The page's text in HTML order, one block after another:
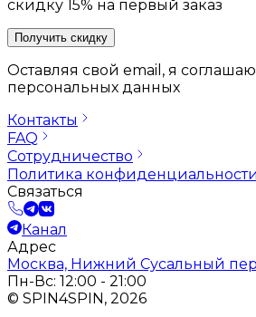
скидку 15% на первый заказ
Получить скидку
Оставляя свой email, я
персональных данных
Контакты
FAQ
Сотрудничество
Политика конфиденциальности
Связаться
Канал
Адрес
Москва, Нижний Сусальный
Пн-Вс: 12:00 - 21:00
© SPIN4SPIN, 2026